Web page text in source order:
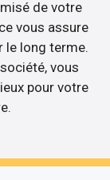
de votre
vous assure
le long terme.
vous
pour votre